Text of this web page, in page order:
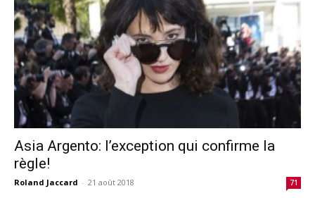
Asia Argento: l’exception qui confirme la
règle!
Roland Jaccard - 21 août 2018 71